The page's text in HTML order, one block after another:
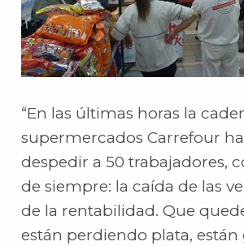
“En las últimas horas la
supermercados Carrefour
despedir a 50 trabajadores,
de siempre: la caída de las
de la rentabilidad. Que
están perdiendo plata,